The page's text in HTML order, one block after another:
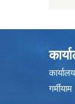
गर्मीयाम